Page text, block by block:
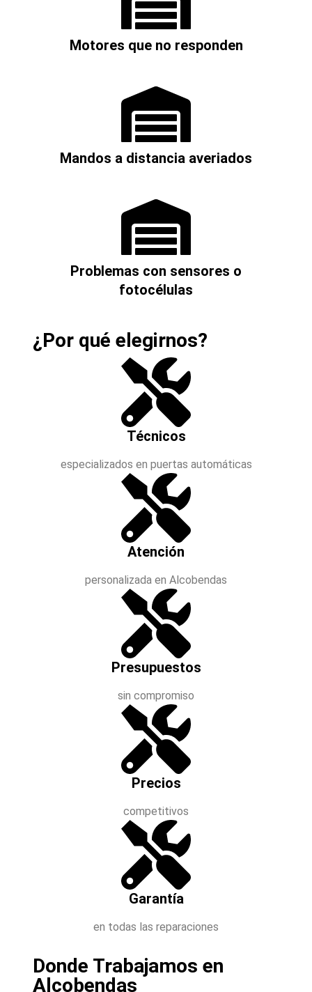
Motores que no responden
Mandos a distancia averiados
Problemas con sensores o
fotocélulas
¿Por qué elegirnos?
Técnicos
especializados en puertas automáticas
Atención
personalizada en Alcobendas
Presupuestos
sin compromiso
Precios
competitivos
Garantía
en todas las reparaciones
Donde Trabajamos en
Alcobendas